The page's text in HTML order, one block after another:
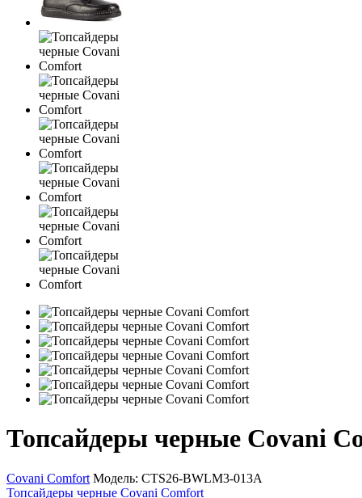
Топсайдеры черные Covani
Covani Comfort Модель: CTS26-BWLM3-013A
Топсайдеры черные Covani Comfort